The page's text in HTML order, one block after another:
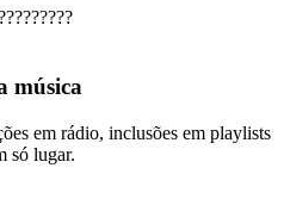
música
em rádio, inclusões em playlists
só lugar.